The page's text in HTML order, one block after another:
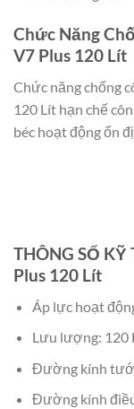
Chức Năng
V7 Plus 120 Lít
Chức năng chống
120 Lít hạn chế
béc hoạt động ổn
THÔNG SỐ
Plus 120 Lít
Áp lực hoạt
Lưu lượng: 120
Đường kính tưới
Đường kính